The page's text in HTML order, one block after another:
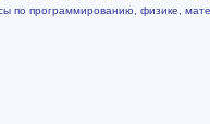
по программированию, физике,